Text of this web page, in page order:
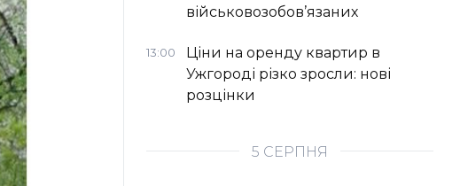
військовозобов’язаних
13:00
Ціни на оренду квартир в
Ужгороді різко зросли: нові
розцінки
5 СЕРПНЯ